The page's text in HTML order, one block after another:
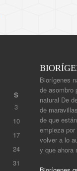
S
3
10
17
24
31
Biorígenes
de asombro
natural De
de
de que
empieza
volver a lo
y que ahora